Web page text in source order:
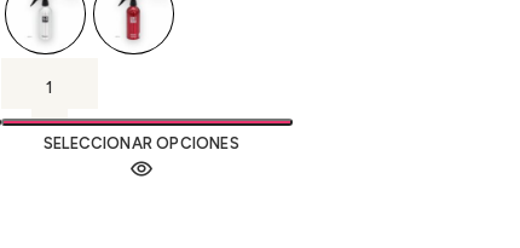
SELECCIONAR OPCIONES